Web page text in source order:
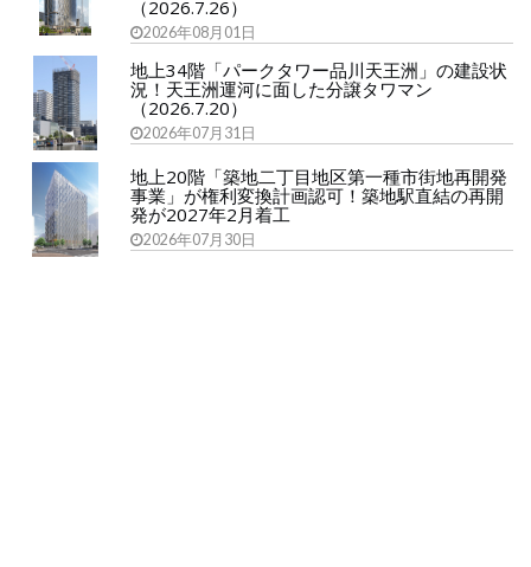
（2026.7.26）
2026年08月01日
地上34階「パークタワー品川天王洲」の建設状
況！天王洲運河に面した分譲タワマン
（2026.7.20）
2026年07月31日
地上20階「築地二丁目地区第一種市街地再開発
事業」が権利変換計画認可！築地駅直結の再開
発が2027年2月着工
2026年07月30日